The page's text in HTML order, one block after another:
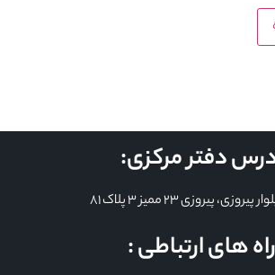
دفتر مرکزی:
پیروزی 23 ممیز 3 پلاک 81
راه های ارتباطی :